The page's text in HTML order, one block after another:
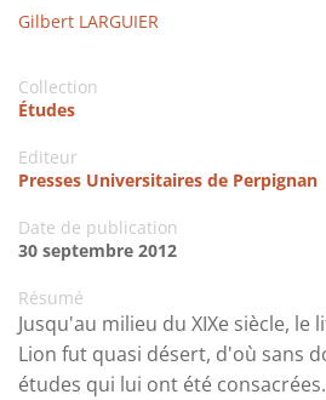
Gilbert LARGUIER
Collection
Études
Editeur
Presses Universitaires de Perpignan
Date de publication
30 septembre 2012
Résumé
Jusqu'au milieu du XIXe siècle,
Lion fut quasi désert, d'où sans
études qui lui ont été